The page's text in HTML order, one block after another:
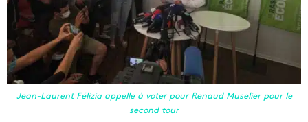
Jean-Laurent Félizia appelle à voter pour Renaud Muselier pour le
second tour